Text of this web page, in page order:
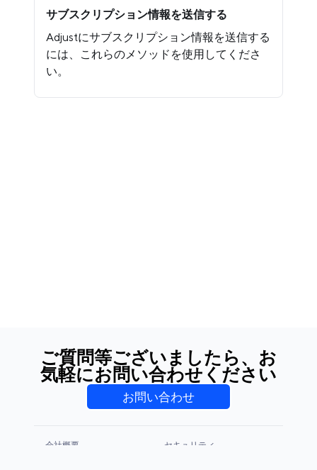
サブスクリプション情報を送信する
Adjustにサブスクリプション情報を送信する
には、これらのメソッドを使用してくださ
い。
ご質問等ございましたら、お
気軽にお問い合わせください
お問い合わせ
会社概要
セキュリティ